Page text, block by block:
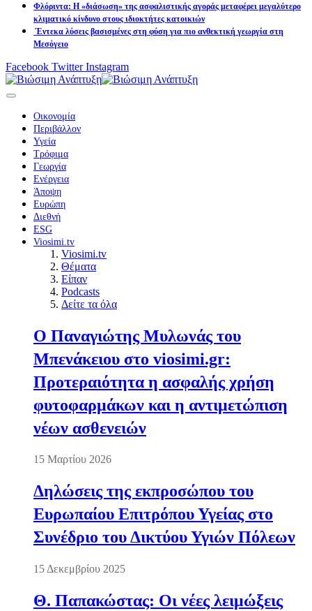
Φλόριντα: Η «διάσωση» της ασφαλιστικής αγοράς μεταφέρει μεγαλύτερο
κλιματικό κίνδυνο στους ιδιοκτήτες κατοικιών
Έντεκα λύσεις βασισμένες στη φύση για πιο ανθεκτική γεωργία στη
Μεσόγειο
Facebook Twitter Instagram
Οικονομία
Περιβάλλον
Υγεία
Τρόφιμα
Γεωργία
Ενέργεια
Άποψη
Ευρώπη
Διεθνή
ESG
Viosimi.tv
Viosimi.tv
Θέματα
Είπαν
Podcasts
Δείτε τα όλα
Ο Παναγιώτης Μυλωνάς του
Μπενάκειου στο viosimi.gr:
Προτεραιότητα η ασφαλής χρήση
φυτοφαρμάκων και η αντιμετώπιση
νέων ασθενειών
15 Μαρτίου 2026
Δηλώσεις της εκπροσώπου του
Ευρωπαίου Επιτρόπου Υγείας στο
Συνέδριο του Δικτύου Υγιών Πόλεων
15 Δεκεμβρίου 2025
Θ. Παπακώστας: Οι νέες λειμώξεις